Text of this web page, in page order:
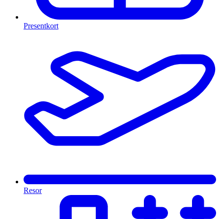
Presentkort
Resor